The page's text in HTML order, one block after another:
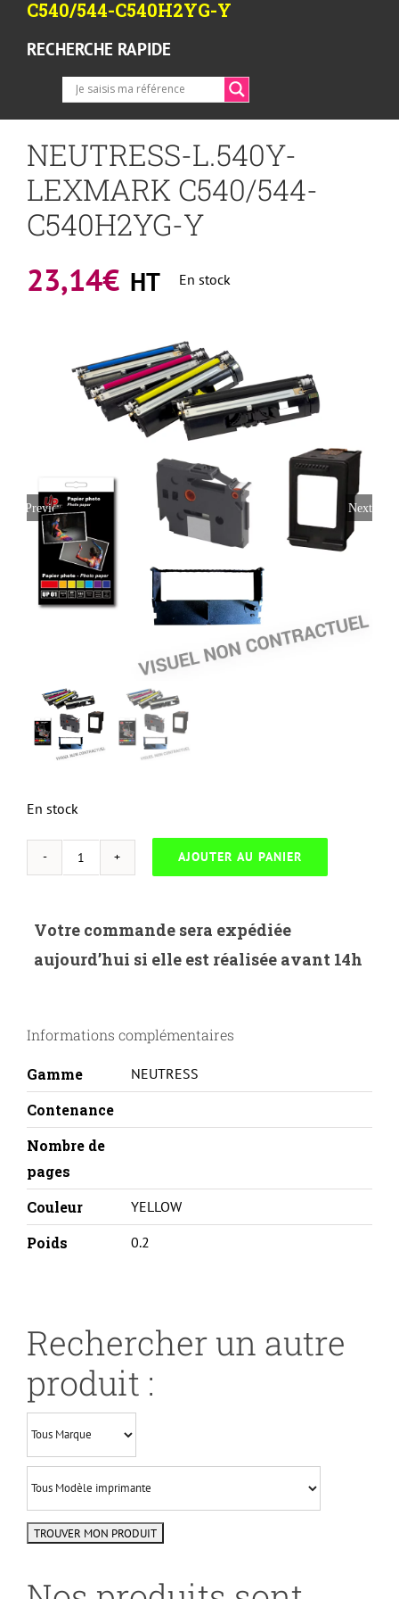
C540/544-C540H2YG-Y
RECHERCHE RAPIDE
NEUTRESS-L.540Y-
LEXMARK C540/544-
C540H2YG-Y
23,14€ HT En stock
Previous Next
En stock
quantité
L.540Y-
LEXMARK
Y
AJOUTER AU PANIER
Votre commande sera expédiée
aujourd’hui si elle est réalisée avant 14h
Informations complémentaires
Gamme NEUTRESS
Contenance
Nombre de
pages
Couleur
YELLOW
Poids 0.2
Rechercher un autre
produit :